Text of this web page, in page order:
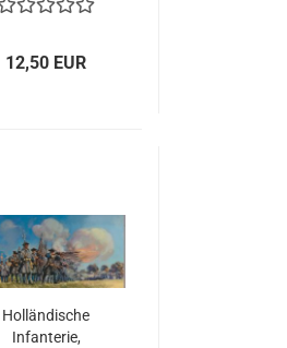
12,50 EUR
Holländische
Infanterie,